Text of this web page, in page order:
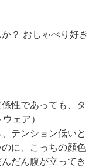
？ おしゃべり好き
性であっても、タ
ェア）
テンション低いと
に、こっちの顔色
だん腹が立ってき